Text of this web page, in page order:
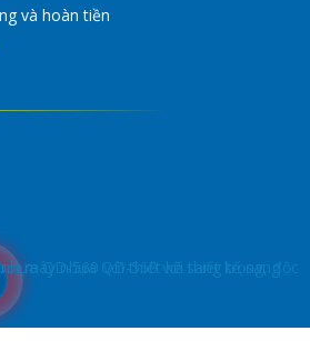
và hoàn tiền